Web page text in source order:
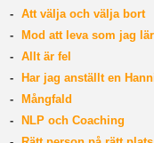
Att välja och välja bort
Mod att leva som jag lär
Allt är fel
Har jag anställt en
Mångfald
NLP och Coaching